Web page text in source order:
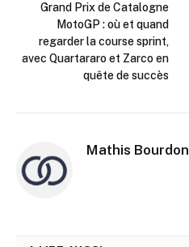
Grand Prix de Catalogne
MotoGP : où et quand
regarder la course sprint,
avec Quartararo et Zarco en
quête de succès
Mathis Bourdon